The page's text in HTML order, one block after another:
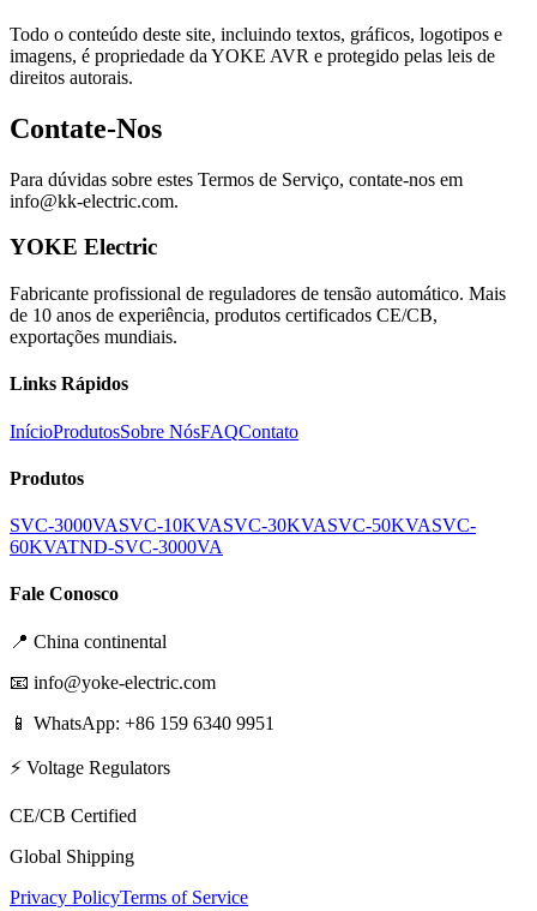
Todo o conteúdo deste site, incluindo textos, gráficos, logotipos e
imagens, é propriedade da YOKE AVR e protegido pelas leis de
direitos autorais.
Contate-Nos
Para dúvidas sobre estes Termos de Serviço, contate-nos em
info@kk-electric.com.
YOKE Electric
Fabricante profissional de reguladores de tensão automático. Mais
de 10 anos de experiência, produtos certificados CE/CB,
exportações mundiais.
Links Rápidos
InícioProdutosSobre NósFAQContato
Produtos
SVC-3000VASVC-10KVASVC-30KVASVC-50KVASVC-
60KVATND-SVC-3000VA
Fale Conosco
📍 China continental
📧 info@yoke-electric.com
📱 WhatsApp: +86 159 6340 9951
⚡ Voltage Regulators
CE/CB Certified
Global Shipping
Privacy PolicyTerms of Service